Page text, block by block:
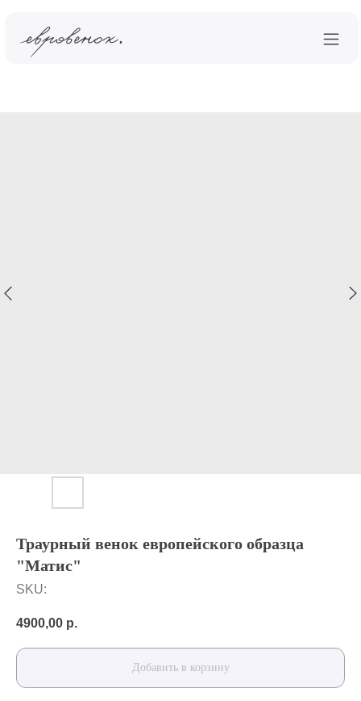
Траурный венок европейского образца
"Матис"
SKU:
4900,00 р.
Добавить в корзину